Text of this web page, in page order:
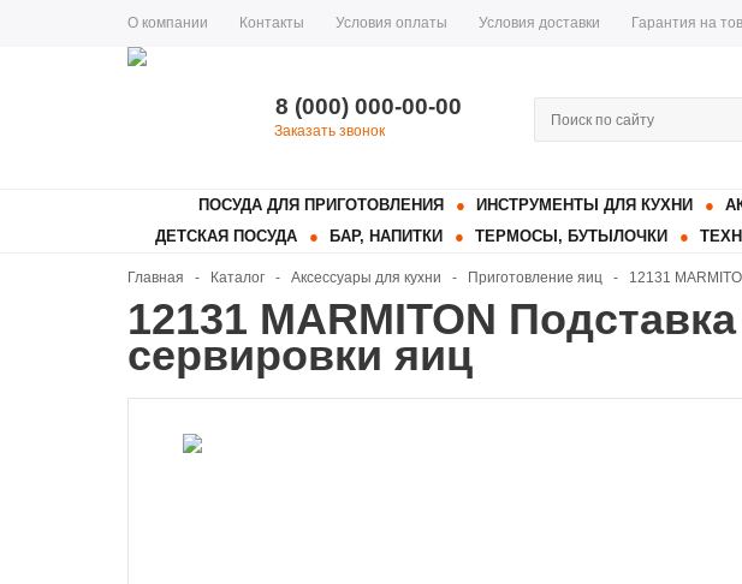
О компании Контакты Условия оплаты Условия доставки Гарантия на
8 (000) 000-00-00
Заказать звонок
ПОСУДА ДЛЯ ПРИГОТОВЛЕНИЯ ИНСТРУМЕНТЫ ДЛЯ КУХНИ
ДЕТСКАЯ ПОСУДА
БАР, НАПИТКИ ТЕРМОСЫ, БУТЫЛОЧКИ
Главная - Каталог - Аксессуары для кухни - Приготовление яиц - 12131
12131 MARMITON
сервировки яиц